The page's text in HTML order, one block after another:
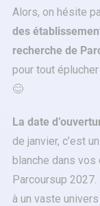
Alors, on hésite
des
recherche de
pour tout
😊
La date
de janvier, c’est
blanche dans
Parcoursup
à un vaste